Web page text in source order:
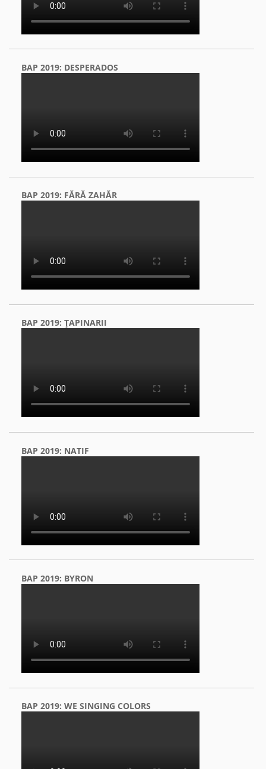
BAP 2019: DESPERADOS
BAP 2019: FĂRĂ ZAHĂR
BAP 2019: ŢAPINARII
BAP 2019: NATIF
BAP 2019: BYRON
BAP 2019: WE SINGING COLORS